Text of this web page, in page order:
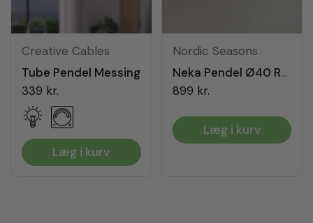
Creative Cables
Tube Pendel Messing
339 kr.
Læg i kurv
Nordic Seasons
Neka Pendel Ø40 Raw White
899 kr.
Læg i kurv